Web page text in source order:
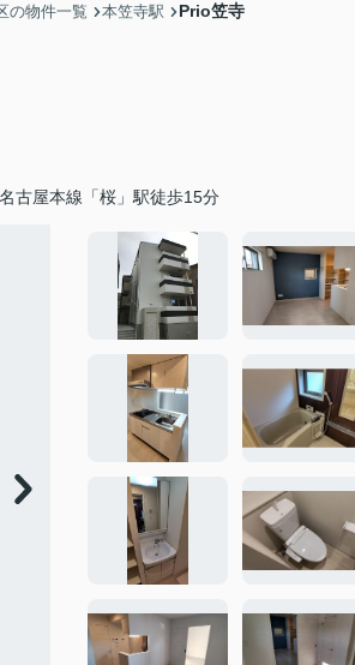
の物件一覧 本笠寺駅 Prio笠寺
古屋本線「桜」駅徒歩15分